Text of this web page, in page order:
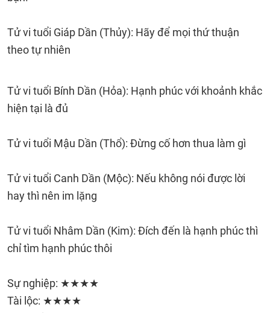
Tử vi tuổi Giáp Dần (Thủy): Hãy để mọi thứ thuận
theo tự nhiên
Tử vi tuổi Bính Dần (Hỏa): Hạnh phúc với khoảnh khắc
hiện tại là đủ
Tử vi tuổi Mậu Dần (Thổ): Đừng cố hơn thua làm gì
Tử vi tuổi Canh Dần (Mộc): Nếu không nói được lời
hay thì nên im lặng
Tử vi tuổi Nhâm Dần (Kim): Đích đến là hạnh phúc thì
chỉ tìm hạnh phúc thôi
Sự nghiệp: ★★★★
Tài lộc: ★★★★